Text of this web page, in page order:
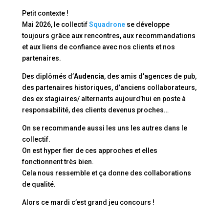
Petit contexte !
Mai 2026, le collectifSquadronese développe
toujours grâce aux rencontres, aux recommandations
et aux liens de confiance avec nos clients et nos
partenaires.
Des diplômés d’Audencia, des amis d’agences de pub,
des partenaires historiques, d’anciens collaborateurs,
des ex stagiaires/ alternants aujourd’hui en poste à
responsabilité, des clients devenus proches…
On se recommande aussi les uns les autres dans le
collectif.
On est hyper fier de ces approches et elles
fonctionnent très bien.
Cela nous ressemble et ça donne des collaborations
de qualité.
Alors ce mardi c’est grand jeu concours !